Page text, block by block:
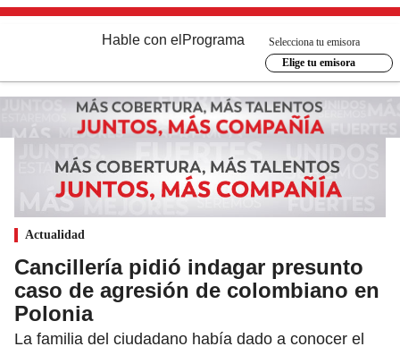
Hable con el Programa
Selecciona tu emisora
Elige tu emisora
Actualidad
Cancillería pidió indagar presunto
caso de agresión de colombiano en
Polonia
La familia del ciudadano había dado a conocer el